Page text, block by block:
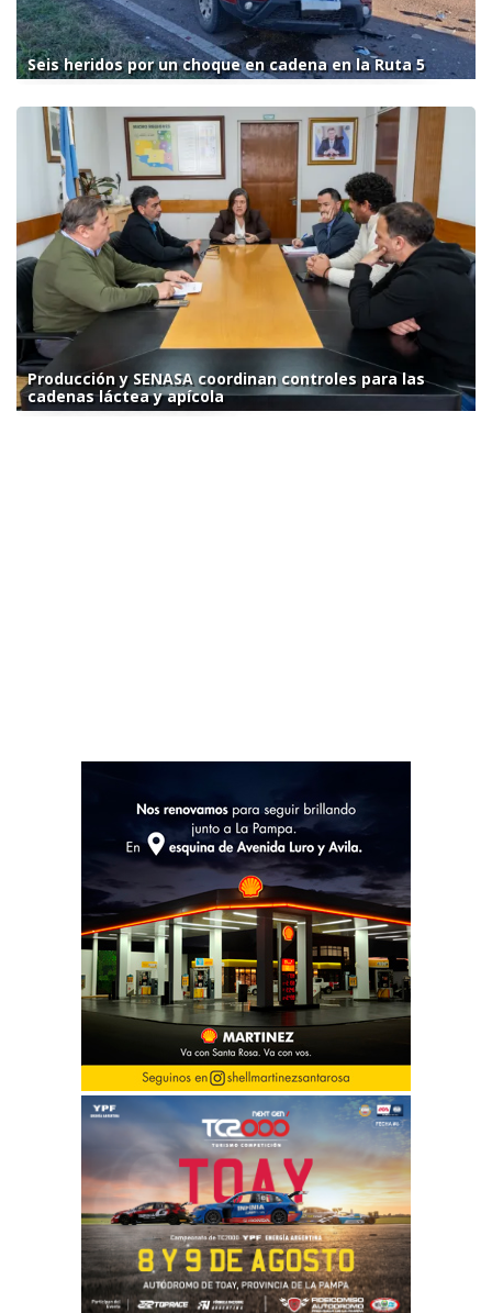
Seis heridos por un choque en cadena en la Ruta 5
Producción y SENASA coordinan controles para las
cadenas láctea y apícola